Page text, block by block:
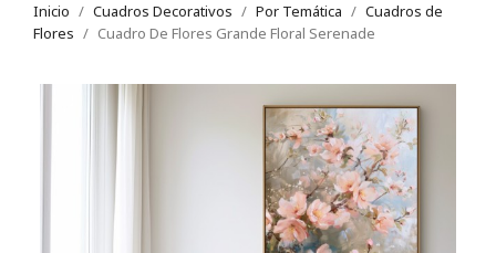
Inicio Cuadros Decorativos Por Temática
Cuadros de
Flores
Cuadro De Flores Grande Floral Serenade